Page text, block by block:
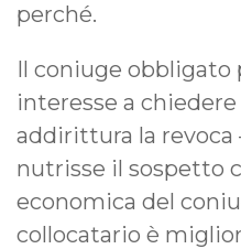
perché.
Il coniuge obbligato
interesse a chiedere
addirittura la revoca
nutrisse il sospetto
economica del
collocatario è